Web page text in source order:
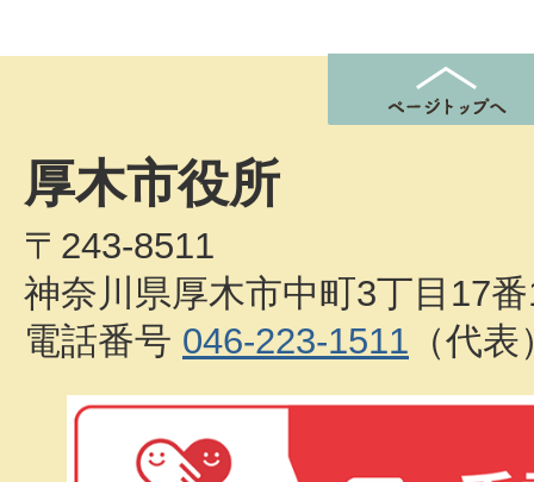
厚木市役所
〒243-8511
神奈川県厚木市中町3丁目17
電話番号 046-223-1511 （代表